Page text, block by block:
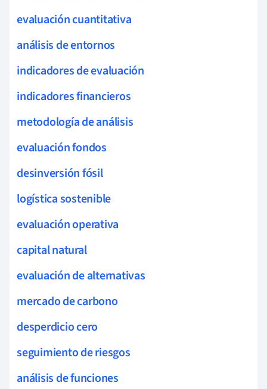
evaluación cuantitativa
análisis de entornos
indicadores de evaluación
indicadores financieros
metodología de análisis
evaluación fondos
desinversión fósil
logística sostenible
evaluación operativa
capital natural
evaluación de alternativas
mercado de carbono
desperdicio cero
seguimiento de riesgos
análisis de funciones